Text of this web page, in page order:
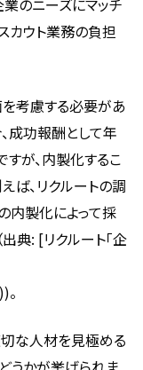
のニーズにマッチ
カウト業務の負担
を考慮する必要があ
成功報酬として年
が、内製化するこ
ば、リクルートの調
内製化によって採
典: [リクルート「企
切な人材を見極める